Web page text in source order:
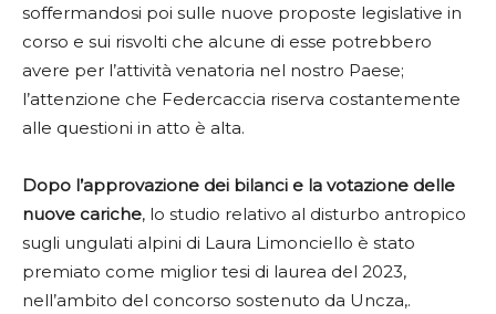
soffermandosi poi sulle nuove proposte legislative in
corso e sui risvolti che alcune di esse potrebbero
avere per l’attività venatoria nel nostro Paese;
l’attenzione che Federcaccia riserva costantemente
alle questioni in atto è alta.
Dopo l’approvazione dei bilanci e la votazione delle
nuove cariche, lo studio relativo al disturbo antropico
sugli ungulati alpini di Laura Limonciello è stato
premiato come miglior tesi di laurea del 2023,
nell’ambito del concorso sostenuto da Uncza,.